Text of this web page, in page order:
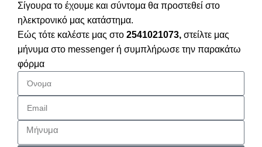
Σίγουρα το έχουμε και σύντομα θα προστεθεί στο
ηλεκτρονικό μας κατάστημα.
Εώς τότε καλέστε μας στο 2541021073, στείλτε μας
μήνυμα στο messenger ή συμπλήρωσε την παρακάτω
φόρμα